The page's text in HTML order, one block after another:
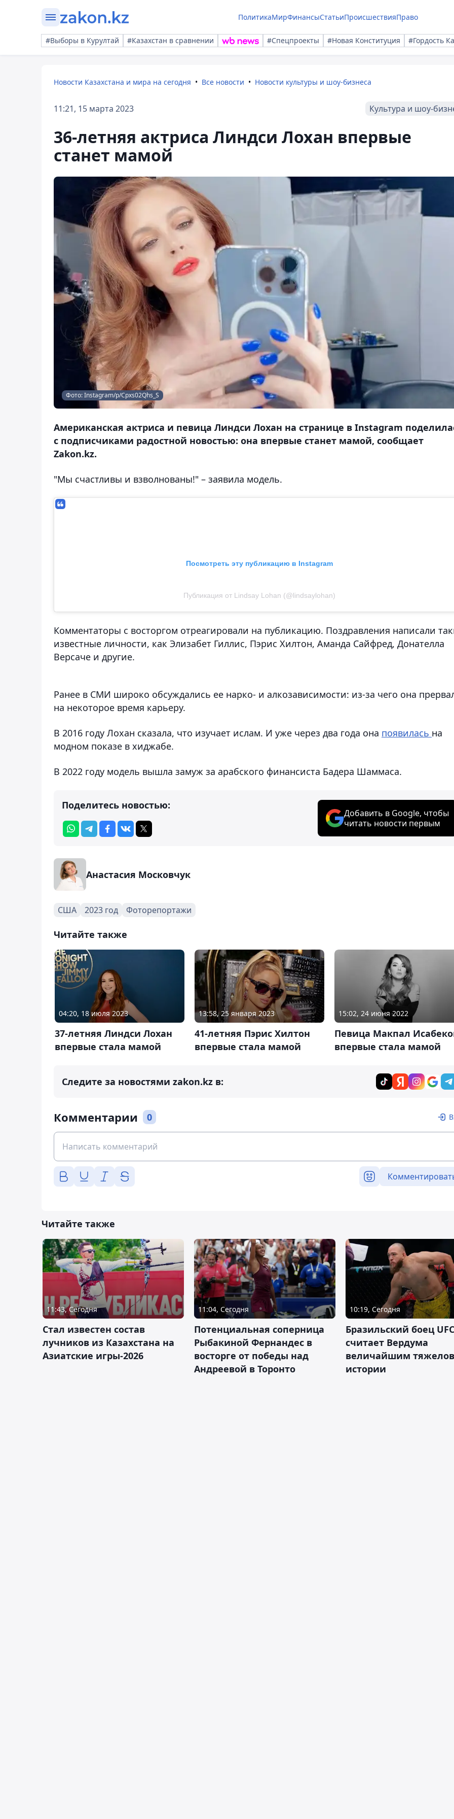
ПолитикаМирФинансыСтатьиПроисшествияПраво
#Выборы в Курултай #Казахстан в сравнении #Спецпроекты #Новая Конституция #Гордость
Новости Казахстана и мира на сегодня Все новости Новости культуры и шоу-бизнеса
11:21, 15 марта 2023 Культура и шоу-
36-летняя актриса Линдси Лохан впервые
станет мамой
Фото: Instagram/p/Cpxs02Qhs_S
Американская актриса и певица Линдси Лохан на странице в Instagram
с подписчиками радостной новостью: она впервые станет мамой, сообщает
Zakon.kz.
"Мы счастливы и взволнованы!" – заявила модель.
Посмотреть эту публикацию в Instagram
Публикация от Lindsay Lohan (@lindsaylohan)
Комментаторы с восторгом отреагировали на публикацию. Поздравления написали
известные личности, как Элизабет Гиллис, Пэрис Хилтон, Аманда Сайфред, Донателла
Версаче и другие.
Ранее в СМИ широко обсуждались ее нарко- и алкозависимости: из-за чего она
на некоторое время карьеру.
В 2016 году Лохан сказала, что изучает ислам. И уже через два года она появилась на
модном показе в хиджабе.
В 2022 году модель вышла замуж за арабского финансиста Бадера Шаммаса.
Поделитесь новостью:
Добавить в Google, чтобы
читать новости первым
Анастасия Московчук
США 2023 год Фоторепортажи
Читайте также
04:20, 18 июля 2023
37-летняя Линдси Лохан
впервые стала мамой
13:58, 25 января 2023
41-летняя Пэрис Хилтон
впервые стала мамой
15:02, 24 июня 2022
Певица Макпал
впервые стала мамой
Следите за новостями zakon.kz в:
Комментарии 0
Читайте также
11:43, Сегодня
Стал известен состав
лучников из Казахстана на
Азиатские игры-2026
11:04, Сегодня
Потенциальная соперница
Рыбакиной Фернандес в
восторге от победы над
Андреевой в Торонто
10:19, Сегодня
Бразильский боец
считает Вердума
величайшим
истории